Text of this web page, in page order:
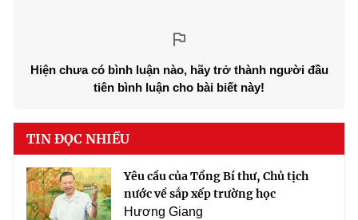
Hiện chưa có bình luận nào, hãy trở thành người đầu
tiên bình luận cho bài biết này!
TIN ĐỌC NHIỀU
Yêu cầu của Tổng Bí thư, Chủ tịch
nước về sắp xếp trường học
Hương Giang